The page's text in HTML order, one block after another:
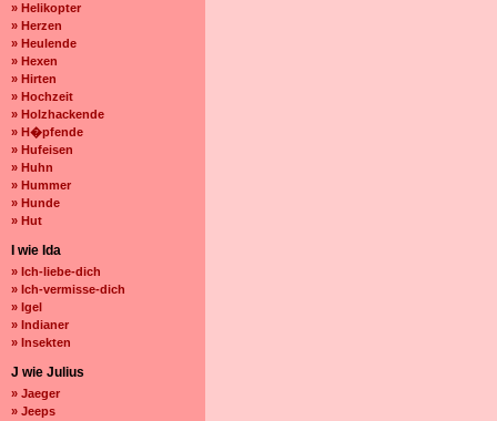
» Helikopter
» Herzen
» Heulende
» Hexen
» Hirten
» Hochzeit
» Holzhackende
» H�pfende
» Hufeisen
» Huhn
» Hummer
» Hunde
» Hut
I wie Ida
» Ich-liebe-dich
» Ich-vermisse-dich
» Igel
» Indianer
» Insekten
J wie Julius
» Jaeger
» Jeeps